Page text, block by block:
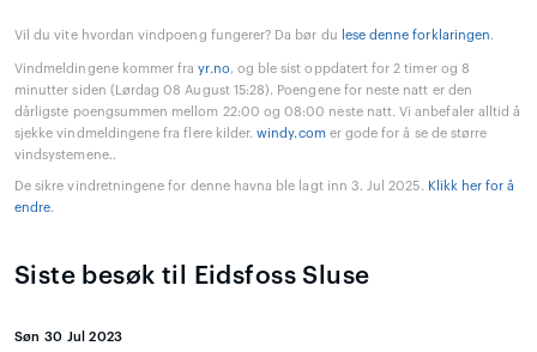
Vil du vite hvordan vindpoeng fungerer? Da bør du lese denne forklaringen.
Vindmeldingene kommer frayr.no, og ble sist oppdatert for 2 timer og 8
minutter siden (Lørdag 08 August 15:28). Poengene for neste natt er den
dårligste poengsummen mellom 22:00 og 08:00 neste natt. Vi anbefaler alltid å
sjekke vindmeldingene fra flere kilder.windy.comer gode for å se de større
vindsystemene..
De sikre vindretningene for denne havna ble lagt inn 3. Jul 2025. Klikk her for å
endre.
Siste besøk til Eidsfoss Sluse
Søn 30 Jul 2023